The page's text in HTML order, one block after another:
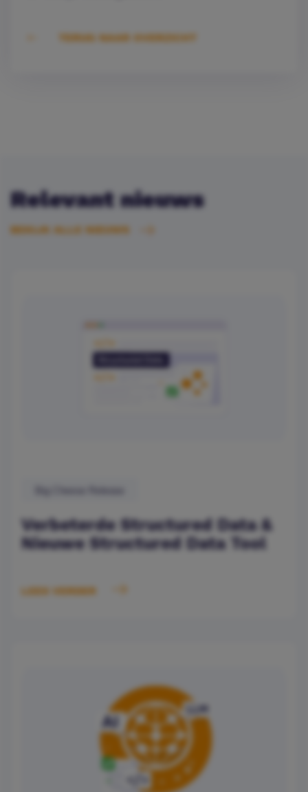
TERUG NAAR OVERZICHT
Relevant nieuws
BEKIJK ALLE NIEUWS
Verbeterde Structured Data &
Nieuwe Structured Data Tool
LEES VERDER